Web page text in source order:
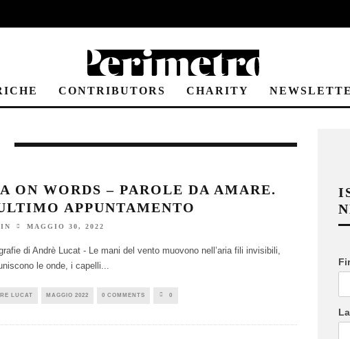
CONTRIBUTORS CHARITY
ON WORDS – PAROLE DA AMARE.
APPUNTAMENTO
MAGGIO 30, 2022
di Andrè Lucat - Le mani del vento muovono nell’aria fili invisibili,
le onde, i capelli...
LUCAT MAGGIO 2022 0 COMMENTS 0